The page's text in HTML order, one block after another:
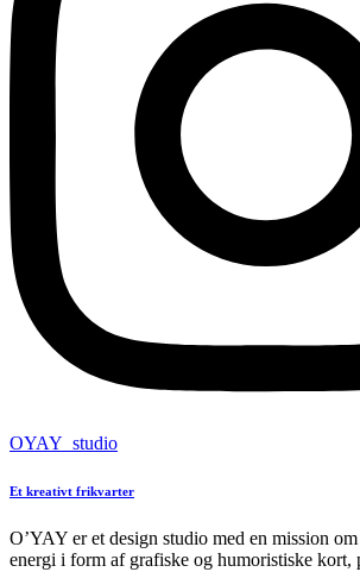
OYAY_studio
Et kreativt frikvarter
O’YAY er et design studio med en mission
energi i form af grafiske og humoristiske kort,